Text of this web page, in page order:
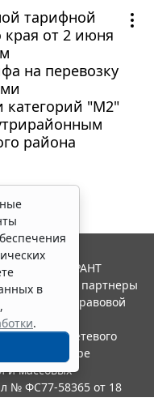
тарифной
края от 2 июня
на перевозку
категорий "М2"
района
в
.
Система ГАРАНТ
"Гарант" и ее партнеры
ассоциации правовой
качестве сетевого
в сфере
и массовых
№ ФС77-58365 от 18